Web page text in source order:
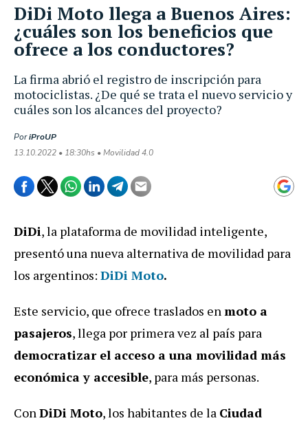
La firma abrió el registro de inscripción para
motociclistas. ¿De qué se trata el nuevo servicio y
cuáles son los alcances del proyecto?
PoriProUP
13.10.2022 • 18:30hs • Movilidad 4.0
DiDi Moto llega a Buenos Aires:
¿cuáles son los beneficios que
ofrece a los conductores?
DiDi, la plataforma de movilidad inteligente,
presentó una nueva alternativa de movilidad para
los argentinos: DiDi Moto.
Este servicio, que ofrece traslados enmoto a
pasajeros, llega por primera vez al país para
democratizar el acceso a una movilidad más
económica y accesible, para más personas.
ConDiDi Moto, los habitantes de la Ciudad